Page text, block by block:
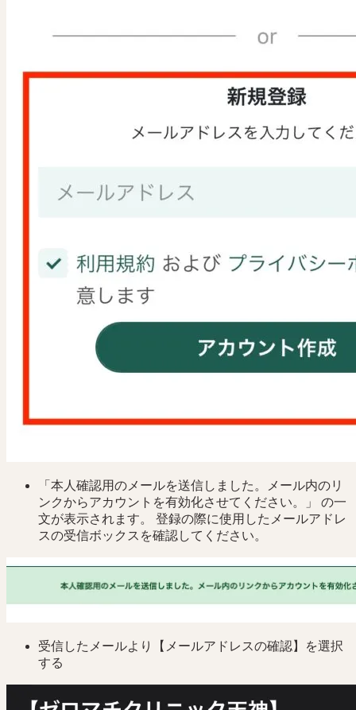
「本人確認用のメールを送信しました。メール内のリ
ンクからアカウントを有効化させてください。」 の一
文が表示されます。 登録の際に使用したメールアドレ
スの受信ボックスを確認してください。
受信したメールより【メールアドレスの確認】を選択
する